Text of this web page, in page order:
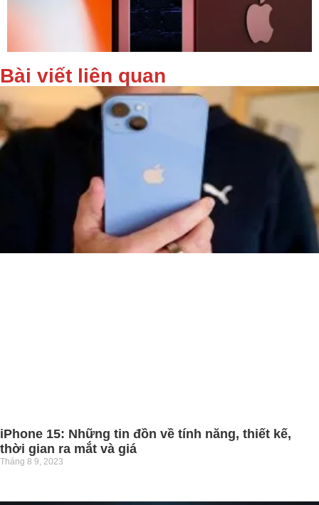
Bài viết liên quan
iPhone 15: Những tin đồn về tính năng, thiết kế,
thời gian ra mắt và giá
Tháng 8 9, 2023